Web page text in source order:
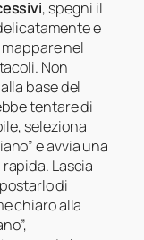
, spegni il
e
nel
Non
base del
tentare di
seleziona
e avvia una
Lascia
di
chiaro alla